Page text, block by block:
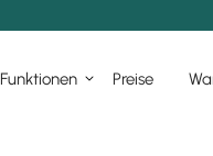
Funktionen Preise